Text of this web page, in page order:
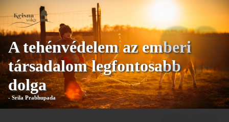
A tehénvédelem az emberi
társadalom legfontosabb
dolga
- Srila Prabhupada